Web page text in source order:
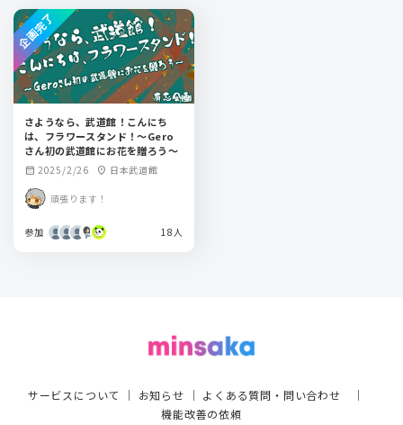
さようなら、武道館！こんにち
は、フラワースタンド！～Gero
さん初の武道館にお花を贈ろう～
calendar_month 2025/2/26 location_on 日本武道館
頑張ります！
参加 18人
企画完了
サービスについて ｜ お知らせ ｜ よくある質問・問い合わせ ｜
機能改善の依頼